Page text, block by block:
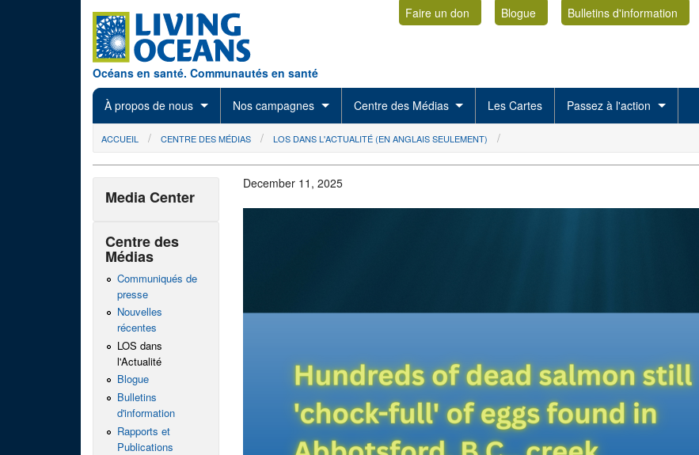
Océans en santé. Communautés en santé
Faire un don Blogue
Bulletins d'information
À propos de nous Nos campagnes Centre des Médias Les Cartes Passez à l'action
You are here
ACCUEIL CENTRE DES MÉDIAS LOS DANS L'ACTUALITÉ (EN ANGLAIS SEULEMENT)
December 11, 2025
Media Center
Centre des
Médias
Communiqués de
presse
Nouvelles
récentes
LOS dans
l'Actualité
Blogue
Bulletins
d'information
Rapports et
Publications